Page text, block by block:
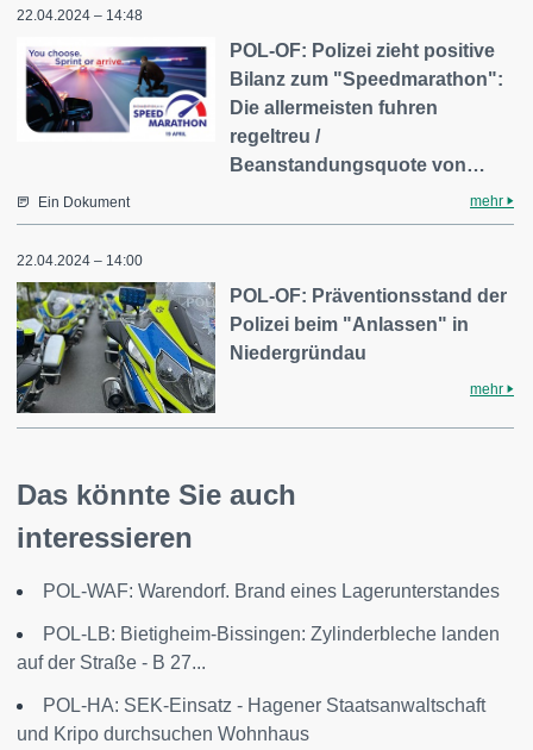
22.04.2024 – 14:48
POL-OF: Polizei zieht positive
Bilanz zum "Speedmarathon":
Die allermeisten fuhren
regeltreu /
Beanstandungsquote von…
Ein Dokument mehr
22.04.2024 – 14:00
POL-OF: Präventionsstand der
Polizei beim "Anlassen" in
Niedergründau
mehr
Das könnte Sie auch
interessieren
POL-WAF: Warendorf. Brand eines Lagerunterstandes
POL-LB: Bietigheim-Bissingen: Zylinderbleche landen
auf der Straße - B 27...
POL-HA: SEK-Einsatz - Hagener Staatsanwaltschaft
und Kripo durchsuchen Wohnhaus